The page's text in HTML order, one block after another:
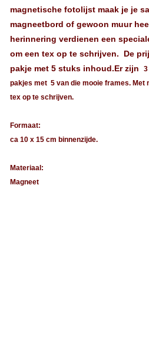
magnetische fotolijst maak je je
magneetbord of gewoon muur
herinnering verdienen een
om een tex op te schrijven. De
pakje met 5 stuks inhoud.Er zijn
pakjes met 5 van die mooie frames. Met
tex op te schrijven.
Formaat:
ca 10 x 15 cm binnenzijde.
Materiaal:
Magneet